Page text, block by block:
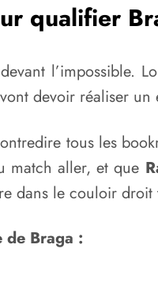
qualifier
l’impossible.
vont devoir réaliser un
tous les
match aller, et que
dans le couloir droit
de Braga :